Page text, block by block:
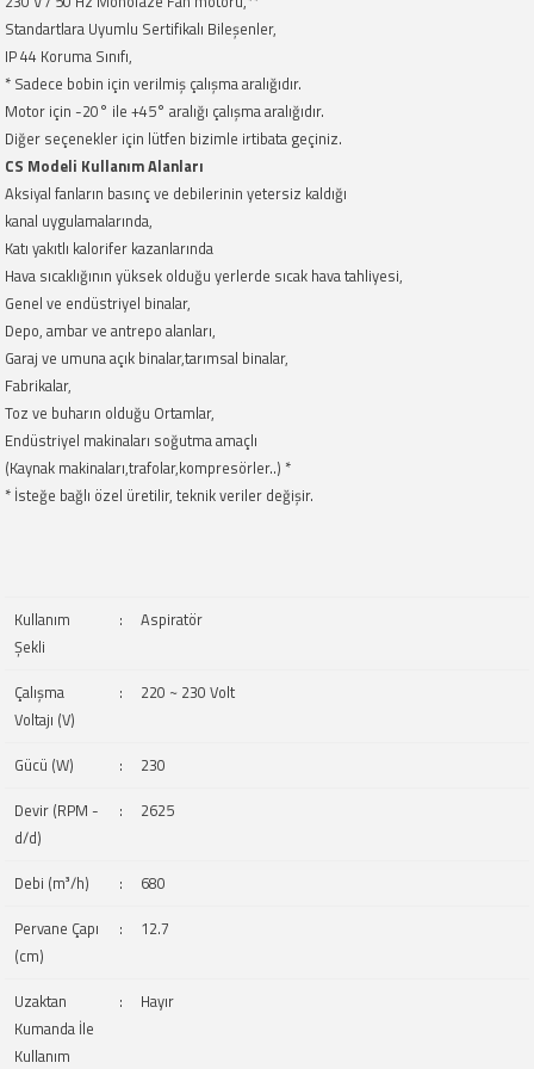
Standartlara Uyumlu Sertifikalı Bileşenler,
IP 44 Koruma Sınıfı,
* Sadece bobin için verilmiş çalışma aralığıdır.
Motor için -20° ile +45° aralığı çalışma aralığıdır.
Diğer seçenekler için lütfen bizimle irtibata geçiniz.
CS Modeli Kullanım Alanları
Aksiyal fanların basınç ve debilerinin yetersiz kaldığı
kanal uygulamalarında,
Katı yakıtlı kalorifer kazanlarında
Hava sıcaklığının yüksek olduğu yerlerde sıcak hava tahliyesi,
Genel ve endüstriyel binalar,
Depo, ambar ve antrepo alanları,
Garaj ve umuna açık binalar,tarımsal binalar,
Fabrikalar,
Toz ve buharın olduğu Ortamlar,
Endüstriyel makinaları soğutma amaçlı
(Kaynak makinaları,trafolar,kompresörler..) *
* İsteğe bağlı özel üretilir, teknik veriler değişir.
Kullanım
Şekli
: Aspiratör
Çalışma
Voltajı (V)
: 220 ~ 230 Volt
Gücü (W) :
230
Devir (RPM -
d/d)
: 2625
Debi (m³/h) :
680
Pervane Çapı
(cm)
: 12.7
Uzaktan
Kumanda İle
Kullanım
: Hayır